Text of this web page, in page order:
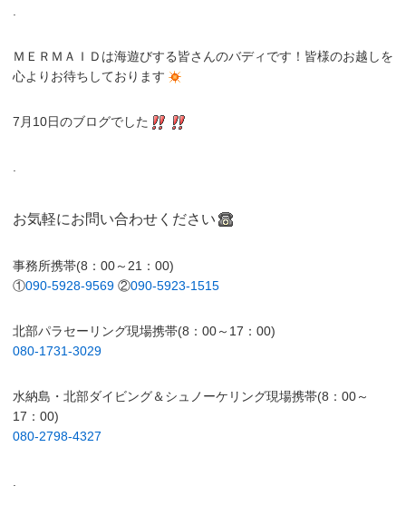
ＭＥＲＭＡＩＤは海遊びする皆さんのバディです！皆様のお越しを
心よりお待ちしております
7月10日のブログでした
お気軽にお問い合わせください
事務所携帯(8：00～21：00)
①090-5928-9569 ②090-5923-1515
北部パラセーリング現場携帯(8：00～17：00)
080-1731-3029
水納島・北部ダイビング＆シュノーケリング現場携帯(8：00～
17：00)
080-2798-4327